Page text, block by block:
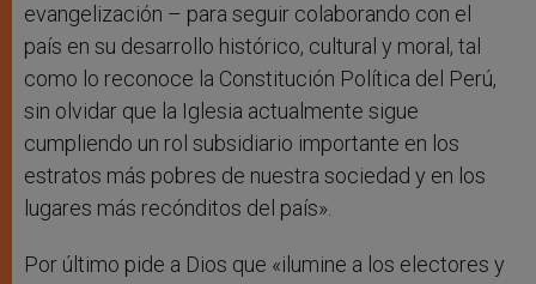
evangelización – para seguir colaborando con el
país en su desarrollo histórico, cultural y moral, tal
como lo reconoce la Constitución Política del Perú,
sin olvidar que la Iglesia actualmente sigue
cumpliendo un rol subsidiario importante en los
estratos más pobres de nuestra sociedad y en los
lugares más recónditos del país».
Por último pide a Dios que «ilumine a los electores y